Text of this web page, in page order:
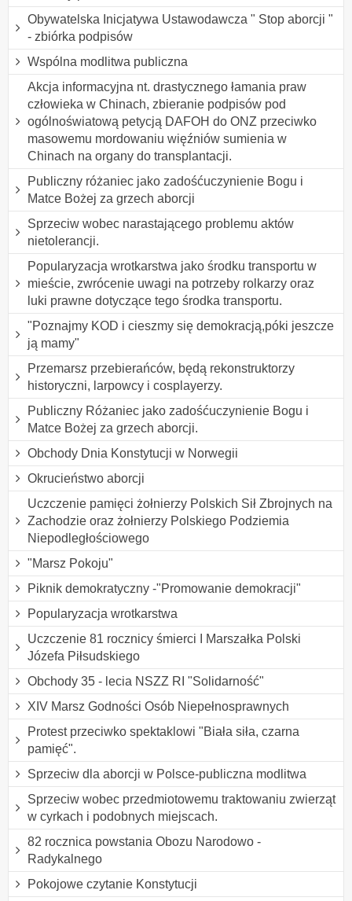
Obywatelska Inicjatywa Ustawodawcza " Stop aborcji "
- zbiórka podpisów
Wspólna modlitwa publiczna
Akcja informacyjna nt. drastycznego łamania praw
człowieka w Chinach, zbieranie podpisów pod
ogólnoświatową petycją DAFOH do ONZ przeciwko
masowemu mordowaniu więźniów sumienia w
Chinach na organy do transplantacji.
Publiczny różaniec jako zadośćuczynienie Bogu i
Matce Bożej za grzech aborcji
Sprzeciw wobec narastającego problemu aktów
nietolerancji.
Popularyzacja wrotkarstwa jako środku transportu w
mieście, zwrócenie uwagi na potrzeby rolkarzy oraz
luki prawne dotyczące tego środka transportu.
"Poznajmy KOD i cieszmy się demokracją,póki jeszcze
ją mamy"
Przemarsz przebierańców, będą rekonstruktorzy
historyczni, larpowcy i cosplayerzy.
Publiczny Różaniec jako zadośćuczynienie Bogu i
Matce Bożej za grzech aborcji.
Obchody Dnia Konstytucji w Norwegii
Okrucieństwo aborcji
Uczczenie pamięci żołnierzy Polskich Sił Zbrojnych na
Zachodzie oraz żołnierzy Polskiego Podziemia
Niepodległościowego
"Marsz Pokoju"
Piknik demokratyczny -"Promowanie demokracji"
Popularyzacja wrotkarstwa
Uczczenie 81 rocznicy śmierci I Marszałka Polski
Józefa Piłsudskiego
Obchody 35 - lecia NSZZ RI "Solidarność"
XIV Marsz Godności Osób Niepełnosprawnych
Protest przeciwko spektaklowi "Biała siła, czarna
pamięć".
Sprzeciw dla aborcji w Polsce-publiczna modlitwa
Sprzeciw wobec przedmiotowemu traktowaniu zwierząt
w cyrkach i podobnych miejscach.
82 rocznica powstania Obozu Narodowo -
Radykalnego
Pokojowe czytanie Konstytucji